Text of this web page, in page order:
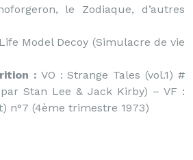
le Zodiaque, d’autres
Life Model Decoy (Simulacre de vie
: VO : Strange Tales (vol.1) #
par Stan Lee & Jack Kirby) – VF :
n°7 (4ème trimestre 1973)